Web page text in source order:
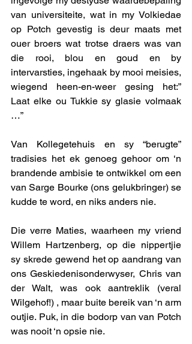
van universiteite, wat in my Volkiedae
op Potch gevestig is deur maats met
ouer broers wat trotse draers was van
die rooi, blou en goud en by
intervarsties, ingehaak by mooi meisies,
wiegend heen-en-weer gesing het:”
Laat elke ou Tukkie sy glasie volmaak
…”
Van Kollegetehuis en sy “berugte”
tradisies het ek genoeg gehoor om ‘n
brandende ambisie te ontwikkel om een
van Sarge Bourke (ons gelukbringer) se
kudde te word, en niks anders nie.
Die verre Maties, waarheen my vriend
Willem Hartzenberg, op die nippertjie
sy skrede gewend het op aandrang van
ons Geskiedenisonderwyser, Chris van
der Walt, was ook aantreklik (veral
Wilgehof!) , maar buite bereik van ‘n arm
outjie. Puk, in die bodorp van van Potch
was nooit ‘n opsie nie.